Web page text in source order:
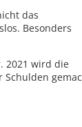
das
Besonders
2021 wird die
Schulden